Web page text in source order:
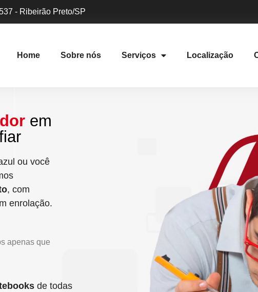
- Ribeirão Preto/SP
Home Sobre nós Serviços Localização
em
ou você
, com
enrolação.
apenas que
de todas